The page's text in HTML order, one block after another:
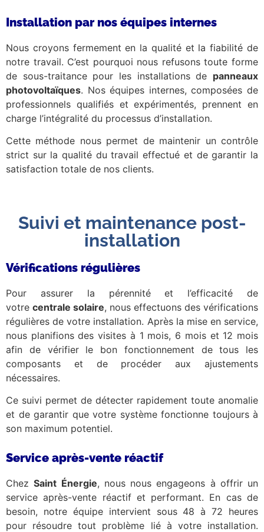
Installation par nos équipes internes
Nous croyons fermement en la qualité et la fiabilité de
notre travail. C’est pourquoi nous refusons toute forme
de sous-traitance pour les installations de panneaux
photovoltaïques. Nos équipes internes, composées de
professionnels qualifiés et expérimentés, prennent en
charge l’intégralité du processus d’installation.
Cette méthode nous permet de maintenir un contrôle
strict sur la qualité du travail effectué et de garantir la
satisfaction totale de nos clients.
Suivi et maintenance post-
installation
Vérifications régulières
Pour assurer la pérennité et l’efficacité de
votre centrale solaire, nous effectuons des vérifications
régulières de votre installation. Après la mise en service,
nous planifions des visites à 1 mois, 6 mois et 12 mois
afin de vérifier le bon fonctionnement de tous les
composants et de procéder aux ajustements
nécessaires.
Ce suivi permet de détecter rapidement toute anomalie
et de garantir que votre système fonctionne toujours à
son maximum potentiel.
Service après-vente réactif
ChezSaint Énergie, nous nous engageons à offrir un
service après-vente réactif et performant. En cas de
besoin, notre équipe intervient sous 48 à 72 heures
pour résoudre tout problème lié à votre installation.